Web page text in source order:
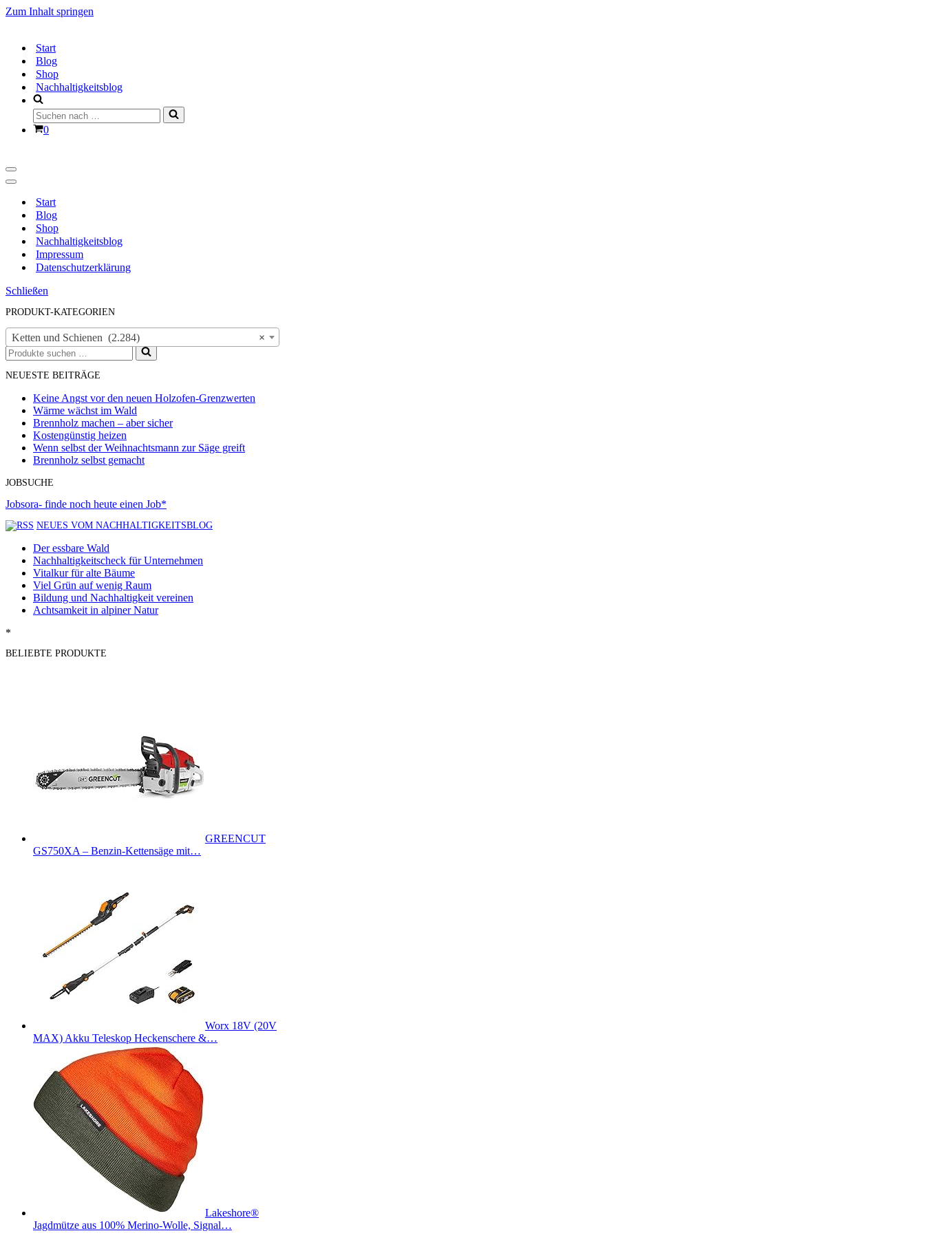
Zum Inhalt springen
Start
Blog
Shop
Nachhaltigkeitsblog
Suchen
nach …
Warenkorb
0
Navigationsmenü
Navigationsmenü
Start
Blog
Shop
Nachhaltigkeitsblog
Impressum
Datenschutzerklärung
Schließen
PRODUKT-KATEGORIEN
×
Ketten und Schienen (2.284)
Suchen
nach …
NEUESTE BEITRÄGE
Keine Angst vor den neuen Holzofen-Grenzwerten
Wärme wächst im Wald
Brennholz machen – aber sicher
Kostengünstig heizen
Wenn selbst der Weihnachtsmann zur Säge greift
Brennholz selbst gemacht
JOBSUCHE
Jobsora- finde noch heute einen Job*
NEUES VOM NACHHALTIGKEITSBLOG
Der essbare Wald
Nachhaltigkeitscheck für Unternehmen
Vitalkur für alte Bäume
Viel Grün auf wenig Raum
Bildung und Nachhaltigkeit vereinen
Achtsamkeit in alpiner Natur
*
BELIEBTE PRODUKTE
GREENCUT
GS750XA – Benzin-Kettensäge mit…
Worx 18V (20V
MAX) Akku Teleskop Heckenschere &…
Lakeshore®
Jagdmütze aus 100% Merino-Wolle, Signal…